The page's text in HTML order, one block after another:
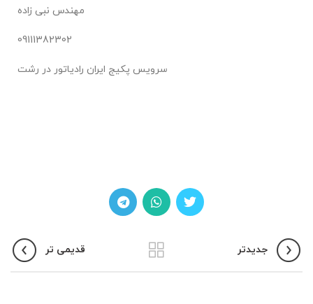
مهندس نبی زاده
09111382302
سرویس پکیج ایران رادیاتور در رشت
جدیدتر قدیمی تر